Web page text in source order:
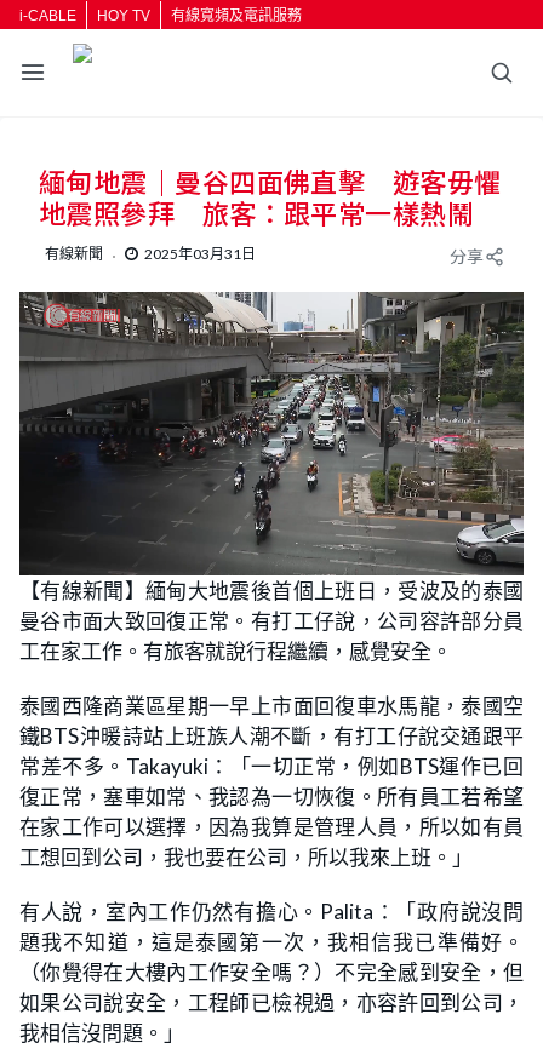
i-CABLE HOY TV 有線寬頻及電訊服務
按輸入鍵開始搜尋
緬甸地震｜曼谷四面佛直擊 遊客毋懼
地震照參拜 旅客：跟平常一樣熱鬧
有線新聞 2025年03月31日 分享
n
m
t
e
o
a
d
e
d
:
1
1
5
%
【有線新聞】緬甸大地震後首個上班日，受波及的泰國
曼谷市面大致回復正常。有打工仔說，公司容許部分員
工在家工作。有旅客就說行程繼續，感覺安全。
泰國西隆商業區星期一早上市面回復車水馬龍，泰國空
鐵BTS沖暖詩站上班族人潮不斷，有打工仔說交通跟平
常差不多。Takayuki：「一切正常，例如BTS運作已回
復正常，塞車如常、我認為一切恢復。所有員工若希望
在家工作可以選擇，因為我算是管理人員，所以如有員
工想回到公司，我也要在公司，所以我來上班。」
有人說，室內工作仍然有擔心。Palita：「政府說沒問
題我不知道，這是泰國第一次，我相信我已準備好。
（你覺得在大樓內工作安全嗎？）不完全感到安全，但
如果公司說安全，工程師已檢視過，亦容許回到公司，
我相信沒問題。」